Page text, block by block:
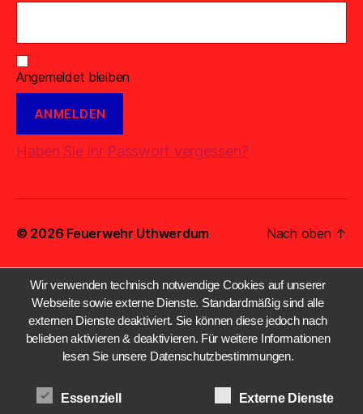
Angemeldet bleiben
Haben Sie Ihr Passwort vergessen?
© 2026 Feuerwehr Uthwerdum Nach oben ↑
Wir verwenden technisch notwendige Cookies auf unserer
Webseite sowie externe Dienste. Standardmäßig sind alle
externen Dienste deaktiviert. Sie können diese jedoch nach
belieben aktivieren & deaktivieren. Für weitere Informationen
lesen Sie unsere Datenschutzbestimmungen.
Essenziell Externe Dienste